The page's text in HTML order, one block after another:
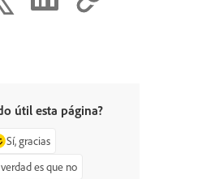
útil esta página?
Sí, gracias
es que no